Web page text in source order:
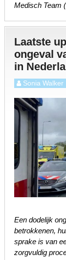
Medisch Team
Laatste
ongeval
in
Sonia Walker
Een dodelijk
betrokkenen,
sprake is van
zorgvuldig